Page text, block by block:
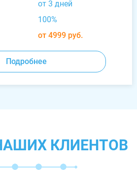
от 3 дней
100%
от 4999 руб.
Подробнее
КЛИЕНТОВ